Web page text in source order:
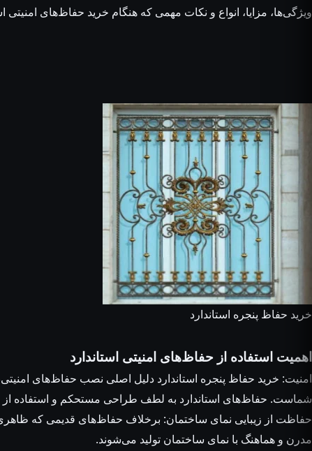
ویژگی‌ها، مزایا، انواع و نکات مهمی که هنگام خرید حفاظ‌های امنیتی
خرید حفاظ پنجره استاندارد
اهمیت استفاده از حفاظ‌های امنیتی استاندارد
امنیت: خرید حفاظ پنجره استاندارد دلیل اصلی نصب حفاظ‌های
شماست. حفاظ‌های استاندارد به لطف طراحی مستحکم و استفاده از
حفاظت از زیبایی نمای ساختمان: برخلاف حفاظ‌های قدیمی که ظاهری
مدرن و هماهنگ با نمای ساختمان تولید می‌شوند.